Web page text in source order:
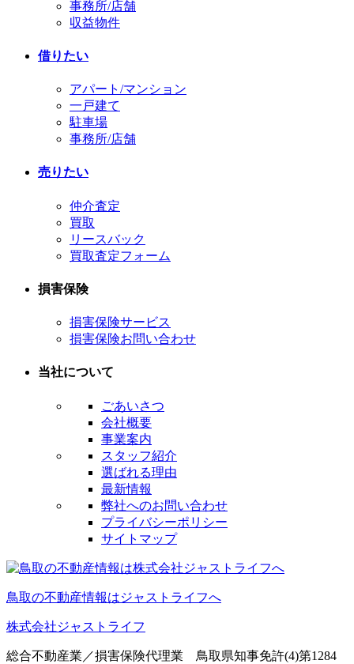
事務所/店舗
収益物件
借りたい
アパート/マンション
一戸建て
駐車場
事務所/店舗
売りたい
仲介査定
買取
リースバック
買取査定フォーム
損害保険
損害保険サービス
損害保険お問い合わせ
当社について
ごあいさつ
会社概要
事業案内
スタッフ紹介
選ばれる理由
最新情報
弊社へのお問い合わせ
プライバシーポリシー
サイトマップ
鳥取の不動産情報はジャストライフへ
株式会社ジャストライフ
総合不動産業／損害保険代理業 鳥取県知事免許(4)第1284